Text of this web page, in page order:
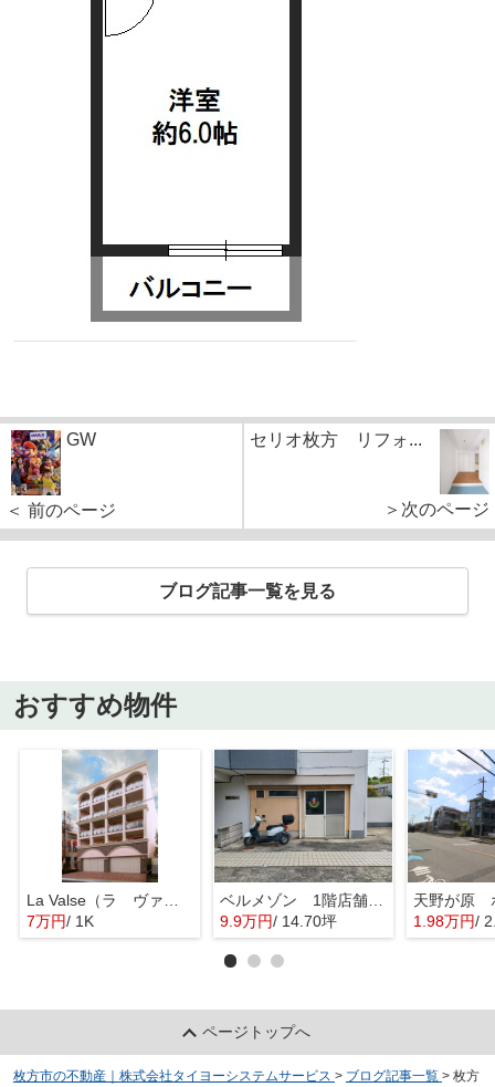
GW
＜ 前のページ
セリオ枚方 リフォ...
＞次のページ
ブログ記事一覧を見る
おすすめ物件
7万円/ 1K
ベルメゾン 1階店舗【テナント】
9.9万円/ 14.70坪 1.98万円/
ページトップへ
枚方市の不動産｜株式会社タイヨーシステムサービス > ブログ記事一覧 > 枚方